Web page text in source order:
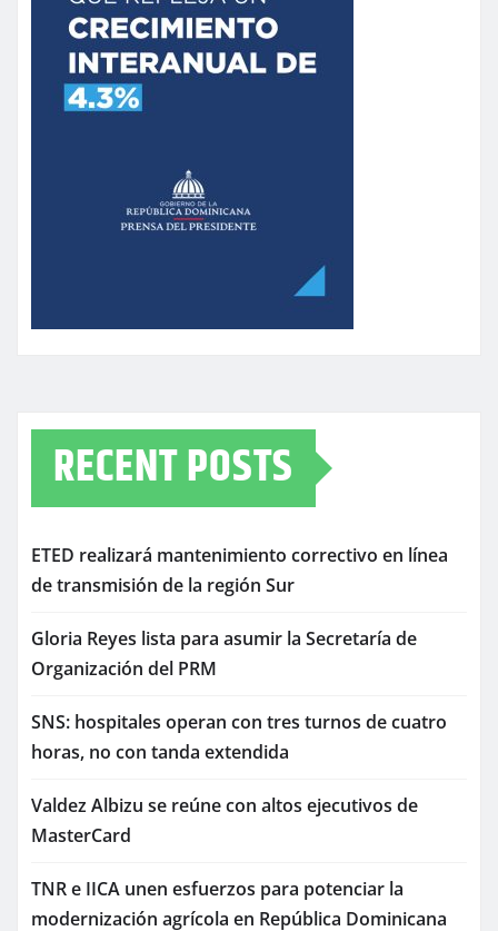
RECENT POSTS
ETED realizará mantenimiento correctivo en línea
de transmisión de la región Sur
Gloria Reyes lista para asumir la Secretaría de
Organización del PRM
SNS: hospitales operan con tres turnos de cuatro
horas, no con tanda extendida
Valdez Albizu se reúne con altos ejecutivos de
MasterCard
TNR e IICA unen esfuerzos para potenciar la
modernización agrícola en República Dominicana